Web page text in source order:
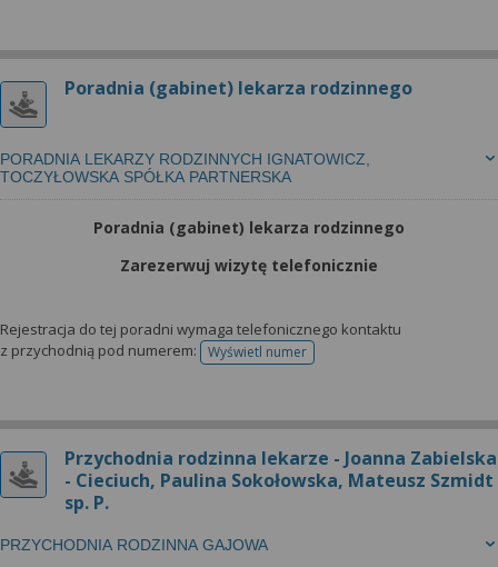
Poradnia (gabinet) lekarza rodzinnego
PORADNIA LEKARZY RODZINNYCH IGNATOWICZ,
TOCZYŁOWSKA SPÓŁKA PARTNERSKA
Poradnia (gabinet) lekarza rodzinnego
Zarezerwuj wizytę telefonicznie
Rejestracja do tej poradni wymaga telefonicznego kontaktu
z przychodnią pod numerem:
Wyświetl numertelefonu do rejestracji
Przychodnia rodzinna lekarze - Joanna Zabielska
- Cieciuch, Paulina Sokołowska, Mateusz Szmidt
sp. P.
PRZYCHODNIA RODZINNA GAJOWA